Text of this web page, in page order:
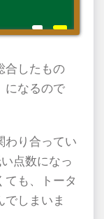
合したもの
になるので
わり合ってい
点数になっ
ても、トータ
でしまいま